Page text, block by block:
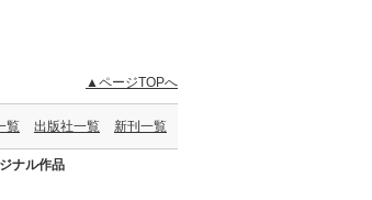
▲ページTOPへ
覧 出版社一覧 新刊一覧
ナル作品